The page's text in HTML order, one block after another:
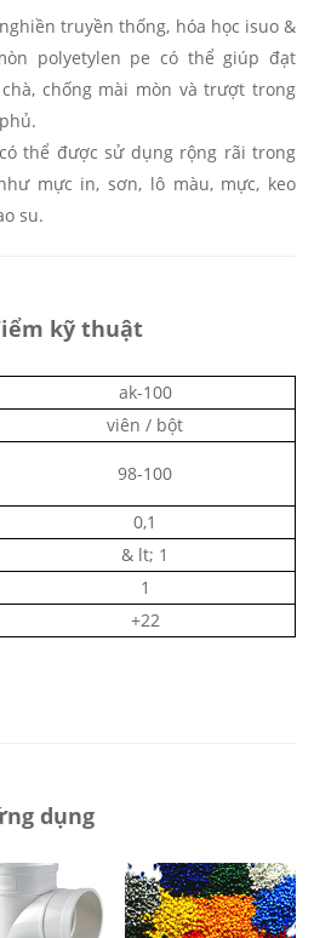
truyền thống, hóa học isuo &
polyetylen pe có thể giúp đạt
chống mài mòn và trượt trong
thể được sử dụng rộng rãi trong
mực in, sơn, lô màu, mực, keo
su.
kỹ thuật
ak-100
viên / bột
98-100
0,1
& lt; 1
1
+22
dụng